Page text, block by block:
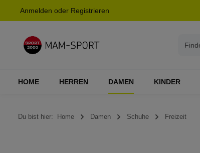
Zur Hauptnavigation springen
Anmelden oder Registrieren
HOME HERREN DAMEN KINDER
Du bist hier: Home Damen Schuhe Freizeit